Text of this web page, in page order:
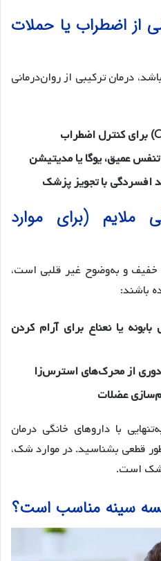
از اضطراب یا حملات
درمان ترکیبی از روان‌درمانی
عمیق، یوگا یا مدیتیشن
افسردگی با تجویز پزشک
ملایم (برای موارد
و به‌وضوح غیر قلبی است،
باشند:
یا نعناع برای آرام کردن
از محرک‌های استرس‌زا
عضلات
با داروهای خانگی درمان
قطعی بشناسید. در موارد شک،
است.
سینه مناسب است؟